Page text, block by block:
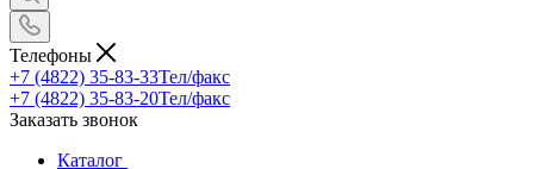
Телефоны
+7 (4822) 35-83-33Тел/факс
+7 (4822) 35-83-20Тел/факс
Заказать звонок
Каталог